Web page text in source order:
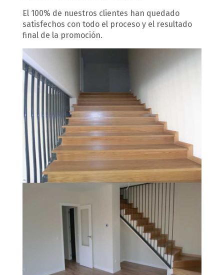
El 100% de nuestros clientes han quedado
satisfechos con todo el proceso y el resultado
final de la promoción.